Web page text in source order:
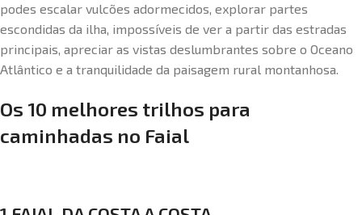
podes escalar vulcões adormecidos, explorar partes
escondidas da ilha, impossíveis de ver a partir das estradas
principais, apreciar as vistas deslumbrantes sobre o Oceano
Atlântico e a tranquilidade da paisagem rural montanhosa.
Os 10 melhores trilhos para
caminhadas no Faial